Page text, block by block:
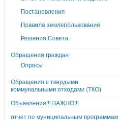
Постановления
Правила землепользования
Решения Совета
Обращения граждан
Опросы
Обращения с твердыми
коммунальными отходами (ТКО)
Объявления!!! ВАЖНО!!!
отчет по муниципальным программам